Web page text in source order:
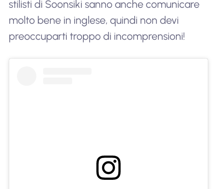
stilisti di Soonsiki sanno anche comunicare
molto bene in inglese, quindi non devi
preoccuparti troppo di incomprensioni!